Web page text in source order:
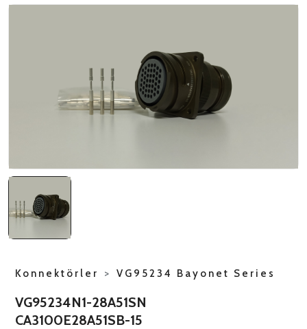
Konnektörler > VG95234 Bayonet Series
VG95234N1-28A51SN
CA3100E28A51SB-15